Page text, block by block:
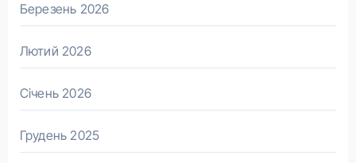
Березень 2026
Лютий 2026
Січень 2026
Грудень 2025